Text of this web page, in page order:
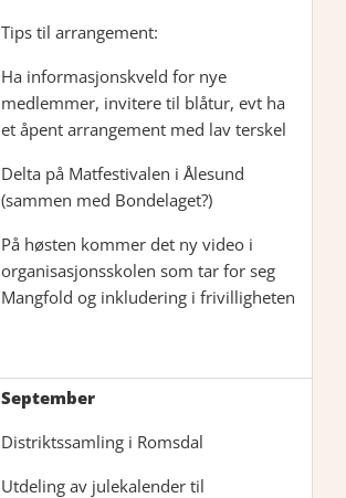
Tips til arrangement:
Ha informasjonskveld for nye
medlemmer, invitere til blåtur, evt ha
et åpent arrangement med lav terskel
Delta på Matfestivalen i Ålesund
(sammen med Bondelaget?)
På høsten kommer det ny video i
organisasjonsskolen som tar for seg
Mangfold og inkludering i frivilligheten
September
Distriktssamling i Romsdal
Utdeling av julekalender til